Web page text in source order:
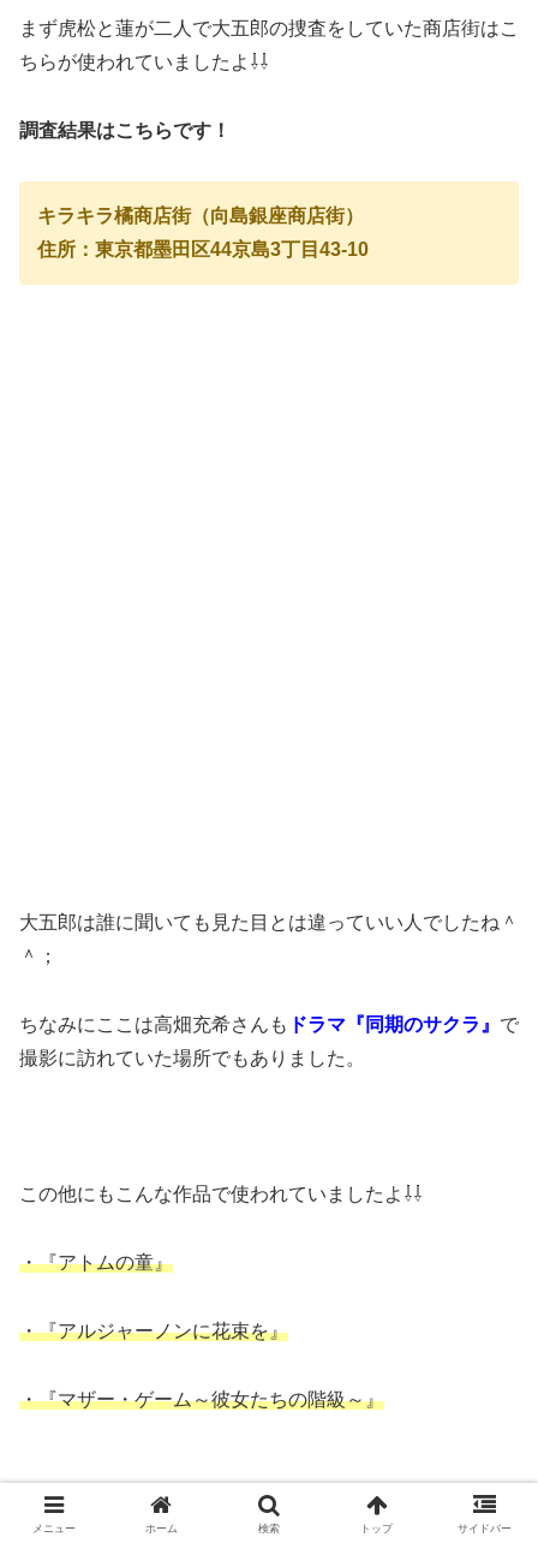
まず虎松と蓮が二人で大五郎の捜査をしていた商店街はこ
ちらが使われていましたよ⇩⇩
調査結果はこちらです！
キラキラ橘商店街（向島銀座商店街）
住所：東京都墨田区44京島3丁目43-10
大五郎は誰に聞いても見た目とは違っていい人でしたね＾
＾；
ちなみにここは高畑充希さんも ドラマ『同期のサクラ』 で
撮影に訪れていた場所でもありました。
この他にもこんな作品で使われていましたよ⇩⇩
・『アトムの童』
・『アルジャーノンに花束を』
・『マザー・ゲーム～彼女たちの階級～』
など
メニュー ホーム 検索 トップ サイドバー